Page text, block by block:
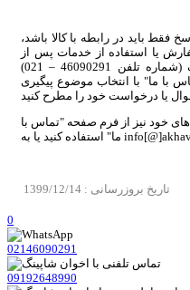
باید در رابطه با کالا باشد،
یا استفاده از خدمات پس از
فروش با امور مشتریان اخوان شاپینگ (شماره تلفن‌ 46090291 – 021)
با ما" با انتخاب موضوع پیگیری
خود نیز از فرم صفحه "تماس با
تاریخ بروزرسانی : 1399/12/14
0
02146090291
09192648990